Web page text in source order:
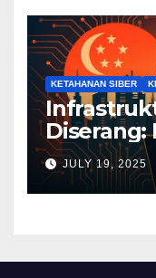
KETAHANAN SIBER
JULY 19, 2025